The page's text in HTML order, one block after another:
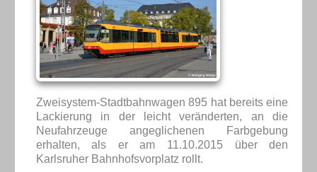
Zweisystem-Stadtbahnwagen 895 hat bereits eine
Lackierung in der leicht veränderten, an die
Neufahrzeuge angeglichenen Farbgebung
erhalten, als er am 11.10.2015 über den
Karlsruher Bahnhofsvorplatz rollt.